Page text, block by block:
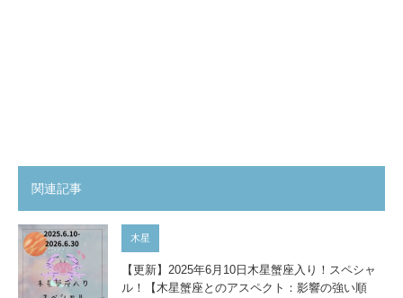
関連記事
木星
【更新】2025年6月10日木星蟹座入り！スペシャ
ル！【木星蟹座とのアスペクト：影響の強い順